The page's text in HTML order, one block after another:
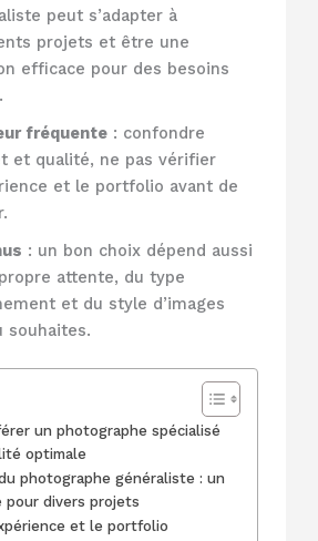
peut s’adapter à
projets et être une
efficace pour des besoins
fréquente: confondre
et qualité, ne pas vérifier
et le portfolio avant de
: un bon choix dépend aussi
attente, du type
et du style d’images
souhaites.
un photographe spécialisé
optimale
photographe généraliste : un
pour divers projets
et le portfolio